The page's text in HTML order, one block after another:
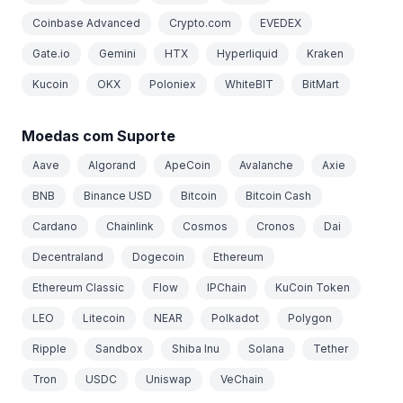
Coinbase Advanced Crypto.com EVEDEX
Gate.io Gemini HTX Hyperliquid Kraken
Kucoin OKX Poloniex WhiteBIT BitMart
Moedas com Suporte
Aave Algorand ApeCoin Avalanche Axie
BNB Binance USD Bitcoin Bitcoin Cash
Cardano Chainlink Cosmos Cronos Dai
Decentraland Dogecoin Ethereum
Ethereum Classic Flow IPChain KuCoin Token
LEO Litecoin NEAR Polkadot Polygon
Ripple Sandbox Shiba Inu Solana Tether
Tron USDC Uniswap VeChain